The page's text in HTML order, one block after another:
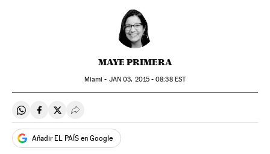
MAYE PRIMERA
Miami - JAN 03, 2015 - 08:38EST
Compartir en Whatsapp
Compartir en Facebook
Compartir en Twitter
Desplegar Redes Sociales
Añadir EL PAÍS en Google